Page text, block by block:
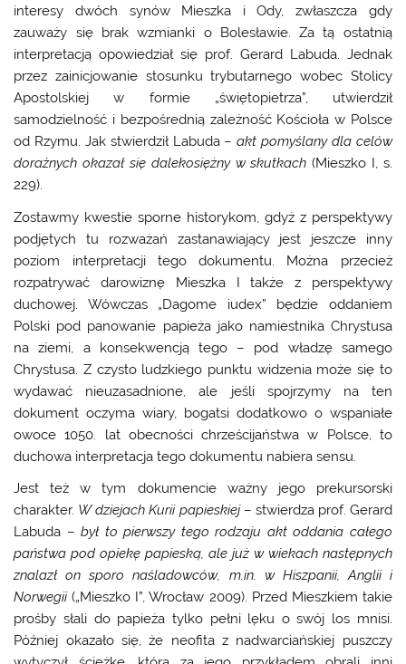
interesy dwóch synów Mieszka i Ody, zwłaszcza gdy
zauważy się brak wzmianki o Bolesławie. Za tą ostatnią
interpretacją opowiedział się prof. Gerard Labuda. Jednak
przez zainicjowanie stosunku trybutarnego wobec Stolicy
Apostolskiej w formie „świętopietrza”, utwierdził
samodzielność i bezpośrednią zależność Kościoła w Polsce
od Rzymu. Jak stwierdził Labuda –akt pomyślany dla celów
doraźnych okazał się dalekosiężny w skutkach(Mieszko I, s.
229).
Zostawmy kwestie sporne historykom, gdyż z perspektywy
podjętych tu rozważań zastanawiający jest jeszcze inny
poziom interpretacji tego dokumentu. Można przecież
rozpatrywać darowiznę Mieszka I także z perspektywy
duchowej. Wówczas „Dagome iudex” będzie oddaniem
Polski pod panowanie papieża jako namiestnika Chrystusa
na ziemi, a konsekwencją tego – pod władzę samego
Chrystusa. Z czysto ludzkiego punktu widzenia może się to
wydawać nieuzasadnione, ale jeśli spojrzymy na ten
dokument oczyma wiary, bogatsi dodatkowo o wspaniałe
owoce 1050. lat obecności chrześcijaństwa w Polsce, to
duchowa interpretacja tego dokumentu nabiera sensu.
Jest też w tym dokumencie ważny jego prekursorski
charakter. W dziejach Kurii papieskiej– stwierdza prof. Gerard
Labuda –był to pierwszy tego rodzaju akt oddania całego
państwa pod opiekę papieską, ale już w wiekach następnych
znalazł on sporo naśladowców, m.in. w Hiszpanii, Anglii i
Norwegii(„Mieszko I”, Wrocław 2009). Przed Mieszkiem takie
prośby słali do papieża tylko pełni lęku o swój los mnisi.
Później okazało się, że neofita z nadwarciańskiej puszczy